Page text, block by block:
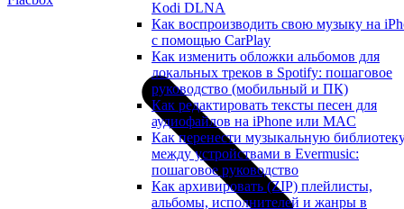
Kodi DLNA
Как воспроизводить свою музыку на
с помощью CarPlay
Как изменить обложки альбомов для
локальных треков в Spotify: пошаговое
руководство (мобильный и ПК)
Как редактировать тексты песен для
аудиофайлов на iPhone или MAC
Как перенести музыкальную
между устройствами в Evermusic:
пошаговое руководство
Как архивировать (ZIP) плейлисты,
альбомы, исполнителей и жанры в